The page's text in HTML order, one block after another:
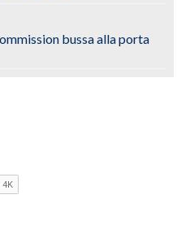
bussa alla porta